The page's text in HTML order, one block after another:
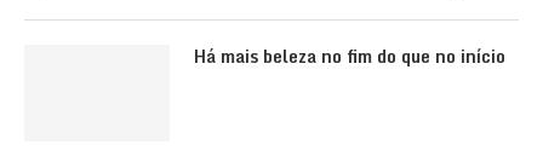
Há mais beleza no fim do que no início